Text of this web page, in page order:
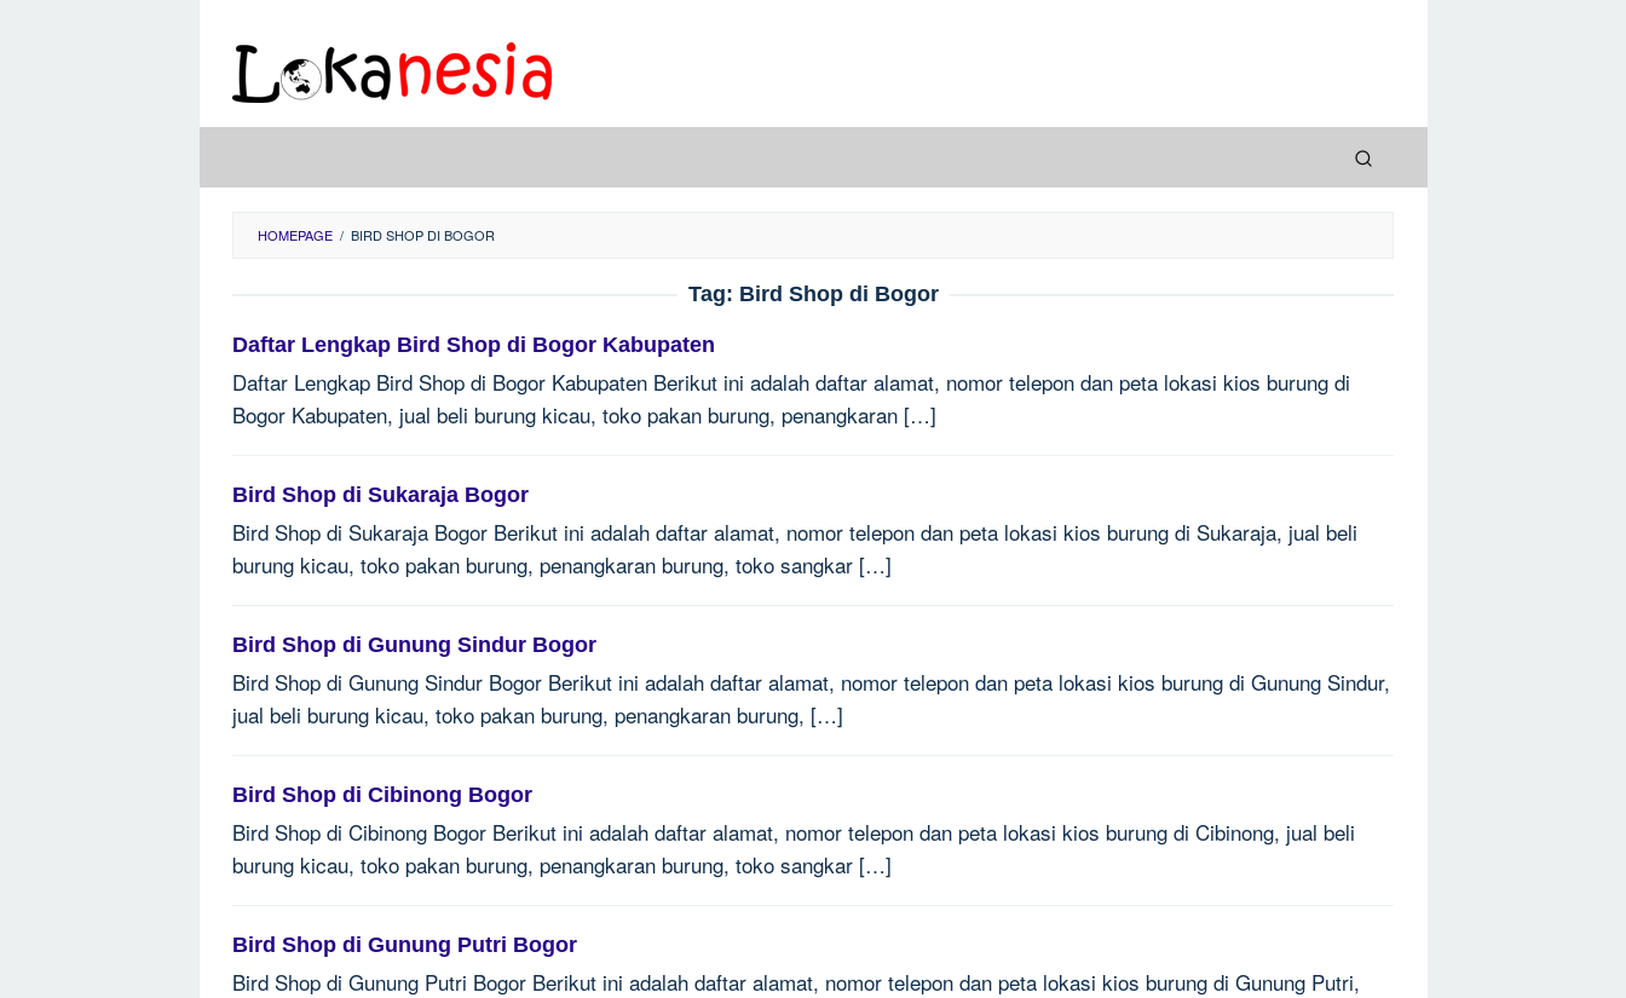
content
HOMEPAGE / BIRD SHOP DI BOGOR
Tag: Bird Shop di Bogor
Daftar Lengkap Bird Shop di Bogor Kabupaten
Daftar Lengkap Bird Shop di Bogor Kabupaten Berikut ini adalah daftar alamat, nomor telepon dan peta lokasi kios burung di
Bogor Kabupaten, jual beli burung kicau, toko pakan burung, penangkaran […]
Bird Shop di Sukaraja Bogor
Bird Shop di Sukaraja Bogor Berikut ini adalah daftar alamat, nomor telepon dan peta lokasi kios burung di Sukaraja, jual beli
burung kicau, toko pakan burung, penangkaran burung, toko sangkar […]
Bird Shop di Gunung Sindur Bogor
Bird Shop di Gunung Sindur Bogor Berikut ini adalah daftar alamat, nomor telepon dan peta lokasi kios burung di Gunung Sindur,
jual beli burung kicau, toko pakan burung, penangkaran burung, […]
Bird Shop di Cibinong Bogor
Bird Shop di Cibinong Bogor Berikut ini adalah daftar alamat, nomor telepon dan peta lokasi kios burung di Cibinong, jual beli
burung kicau, toko pakan burung, penangkaran burung, toko sangkar […]
Bird Shop di Gunung Putri Bogor
Bird Shop di Gunung Putri Bogor Berikut ini adalah daftar alamat, nomor telepon dan peta lokasi kios burung di Gunung Putri,